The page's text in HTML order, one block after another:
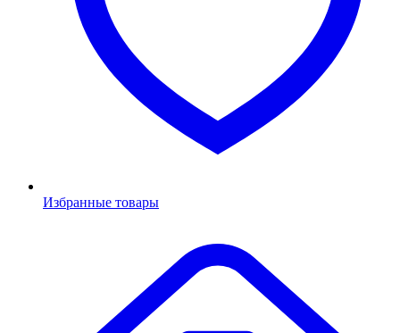
Избранные товары